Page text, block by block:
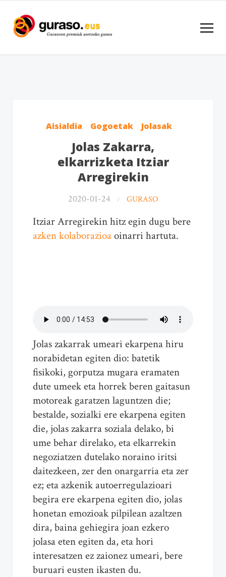
Aisialdia Gogoetak Jolasak
Jolas Zakarra,
elkarrizketa Itziar
Arregirekin
2020-01-24 GURASO
Itziar Arregirekin hitz egin dugu bere
azken kolaborazioaoinarri hartuta.
Jolas zakarrak umeari ekarpena hiru
norabidetan egiten dio: batetik
fisikoki, gorputza mugara eramaten
dute umeek eta horrek beren gaitasun
motoreak garatzen laguntzen die;
bestalde, sozialki ere ekarpena egiten
die, jolas zakarra soziala delako, bi
ume behar direlako, eta elkarrekin
negoziatzen dutelako noraino iritsi
daitezkeen, zer den onargarria eta zer
ez; eta azkenik autoerregulazioari
begira ere ekarpena egiten dio, jolas
honetan emozioak pilpilean azaltzen
dira, baina gehiegira joan ezkero
jolasa eten egiten da, eta hori
interesatzen ez zaionez umeari, bere
buruari eusten ikasten du.